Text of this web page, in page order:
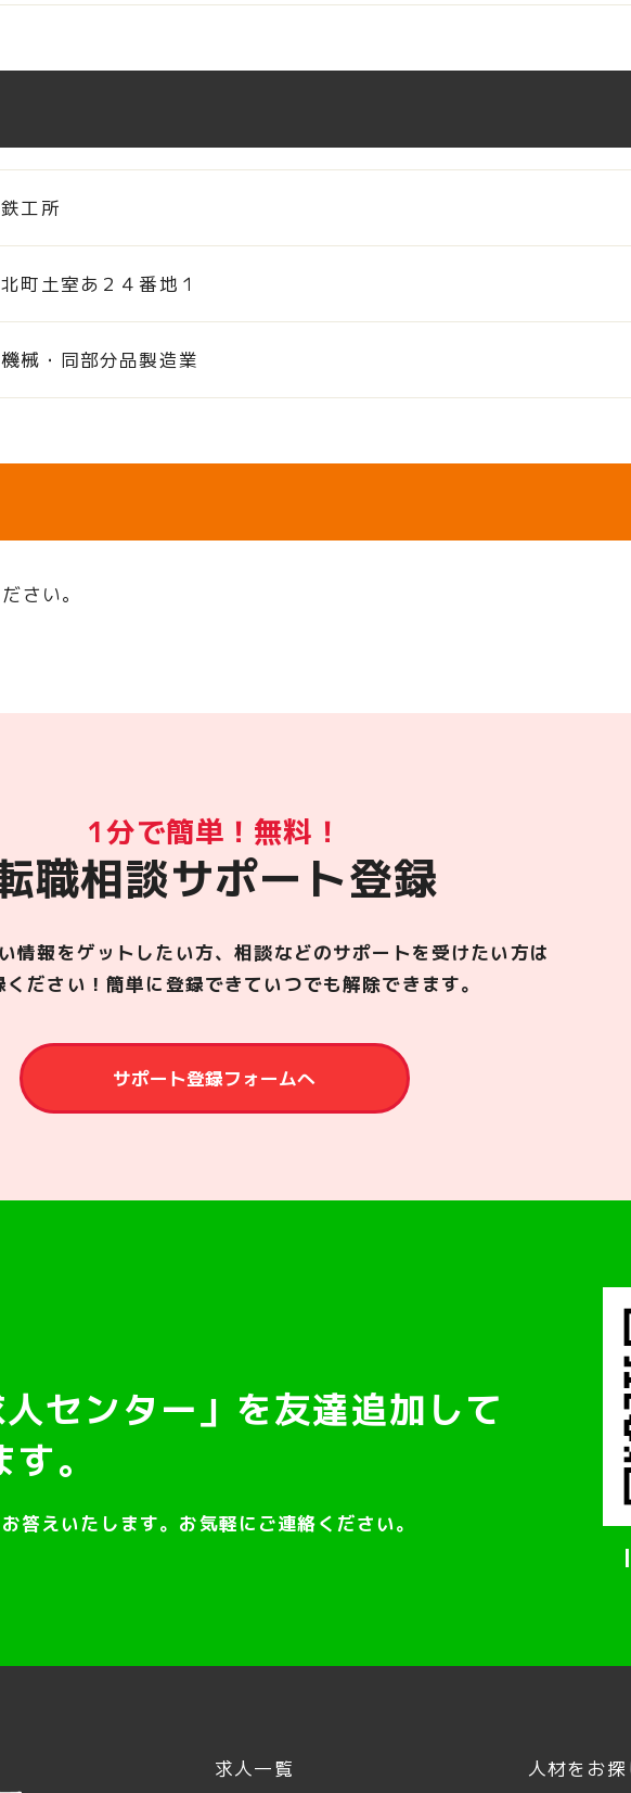
工所
町土室あ２４番地１
械・同部分品製造業
さい。
1分で簡単！無料！
職相談サポート登録
情報をゲットしたい方、相談などのサポートを受けたい方は
ください！簡単に登録できていつでも解除できます。
サポート登録フォームへ
センター」を友達追加して
。
答えいたします。お気軽にご連絡ください。
求人一覧 人材をお